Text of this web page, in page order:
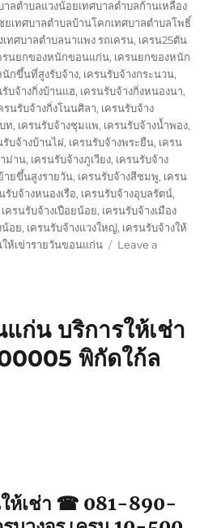
าลตำบลแวงน้อยเทศบาลตำบลก้านเหลือง
ยเทศบาลตำบลบ้านโคกเทศบาลตำบลโพธิ์
ทศบาลตำบลนาแพง รถเครน, เครน25ตัน
รนยกของหนักขอนแก่น, เครนยกของหนัก
กขึ้นที่สูงรับจ้าง, เครนรับจ้างกระนวน,
รับจ้างกิ่งบ้านแฮ, เครนรับจ้างกิ่งหนองนา,
รนรับจ้างกิ่งโนนศิลา, เครนรับจ้าง
ท, เครนรับจ้างชุมแพ, เครนรับจ้างน้ำพอง,
รับจ้างบ้านไผ่, เครนรับจ้างพระยืน, เครน
ม่าน, เครนรับจ้างภูเวียง, เครนรับจ้าง
ายขึ้นสูงรายวัน, เครนรับจ้างสีชมพู, เครน
รับจ้างหนองเรือ, เครนรับจ้างอุบลรัตน์,
เครนรับจ้างเปือยน้อย, เครนรับจ้างเมือง
น้อย, เครนรับจ้างแวงใหญ่, เครนรับจ้างให้
ให้เข่ารายวันขอนแก่น
Leave a
ก่น บริการให้เช่า
พิกัดใก้ล
ห้เช่า ☎ 081-890-